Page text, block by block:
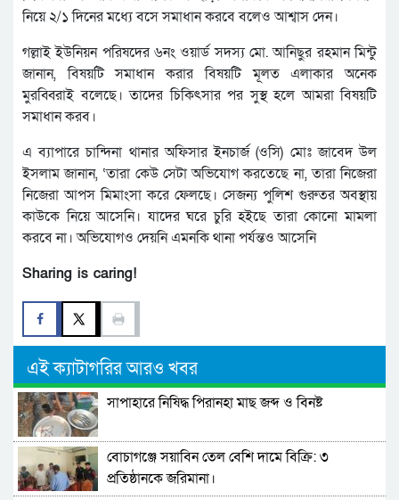
নিয়ে ২/১ দিনের মধ্যে বসে সমাধান করবে বলেও আশ্বাস দেন।
গল্লাই ইউনিয়ন পরিষদের ৬নং ওয়ার্ড সদস্য মো. আনিছুর রহমান মিন্টু
জানান, বিষয়টি সমাধান করার বিষয়টি মূলত এলাকার অনেক
মুরব্বিরাই বলেছে। তাদের চিকিৎসার পর সুস্থ হলে আমরা বিষয়টি
সমাধান করব।
এ ব্যাপারে চান্দিনা থানার অফিসার ইনচার্জ (ওসি) মোঃ জাবেদ উল
ইসলাম জানান, ‘তারা কেউ সেটা অভিযোগ করতেছে না, তারা নিজেরা
নিজেরা আপস মিমাংসা করে ফেলছে। সেজন্য পুলিশ গুরুতর অবস্থায়
কাউকে নিয়ে আসেনি। যাদের ঘরে চুরি হইছে তারা কোনো মামলা
করবে না। অভিযোগও দেয়নি এমনকি থানা পর্যন্তও আসেনি
Sharing is caring!
এই ক্যাটাগরির আরও খবর
সাপাহারে নিষিদ্ধ পিরানহা মাছ জব্দ ও বিনষ্ট
বোচাগঞ্জে সয়াবিন তেল বেশি দামে বিক্রি: ৩
প্রতিষ্ঠানকে জরিমানা।